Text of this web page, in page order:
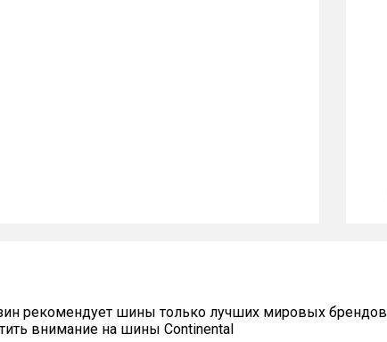
рекомендует шины только лучших мировых брендов
внимание на шины Continental